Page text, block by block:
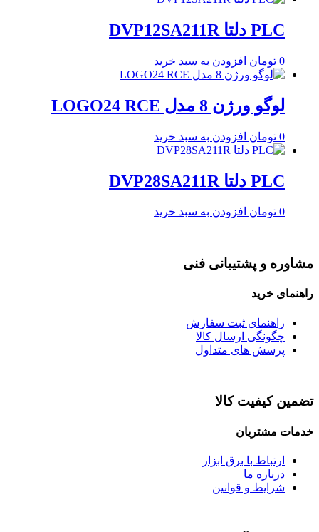
PLC دلتا DVP12SA211R
0 تومان افزودن به سبد خرید
لوگو ورژن 8 مدل LOGO24 RCE
0 تومان افزودن به سبد خرید
PLC دلتا DVP28SA211R
0 تومان افزودن به سبد خرید
مشاوره و پشتیبانی فنی
راهنمای خرید
راهنمای ثبت سفارش
چگونگی ارسال کالا
پرسش های متداول
تضمین کیفیت کالا
خدمات مشتریان
ارتباط با برق ابزار
درباره ما
شرایط و قوانین